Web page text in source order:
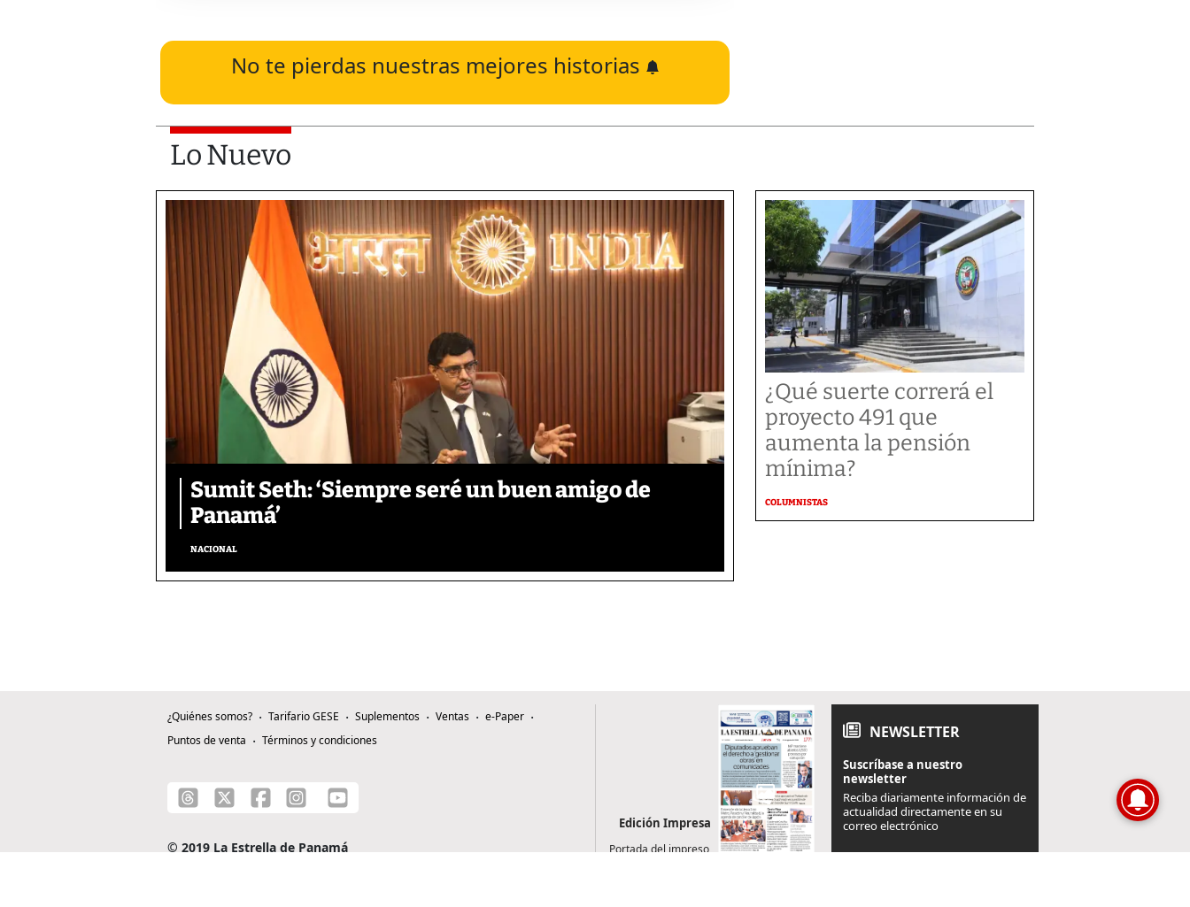
No te pierdas nuestras mejores historias
Lo Nuevo
Sumit Seth: ‘Siempre seré un buen amigo de
Panamá’
NACIONAL
¿Qué suerte correrá el
proyecto 491 que
aumenta la pensión
mínima?
COLUMNISTAS
¿Quiénes somos? Tarifario GESE Suplementos Ventas
e-Paper
Puntos de venta
Términos y condiciones
© 2019 La Estrella de Panamá
Edición Impresa
Portada del impreso
NEWSLETTER
Suscríbase a nuestro
newsletter
Reciba diariamente información de
actualidad directamente en su
correo electrónico